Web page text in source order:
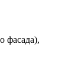
фасада),